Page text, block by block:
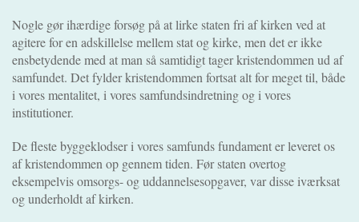
Nogle gør ihærdige forsøg på at lirke staten fri af kirken ved at
agitere for en adskillelse mellem stat og kirke, men det er ikke
ensbetydende med at man så samtidigt tager kristendommen ud af
samfundet. Det fylder kristendommen fortsat alt for meget til, både
i vores mentalitet, i vores samfundsindretning og i vores
institutioner.
De fleste byggeklodser i vores samfunds fundament er leveret os
af kristendommen op gennem tiden. Før staten overtog
eksempelvis omsorgs- og uddannelsesopgaver, var disse iværksat
og underholdt af kirken.